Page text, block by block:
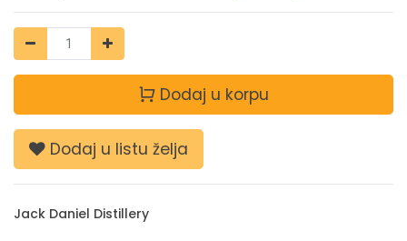
Dodaj u korpu
Dodaj u listu želja
Jack Daniel Distillery